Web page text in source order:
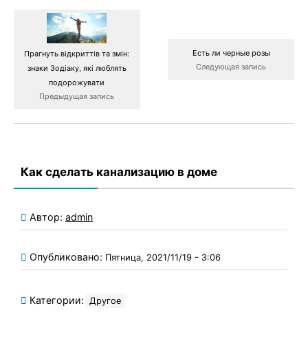
Прагнуть відкриттів та змін:
знаки Зодіаку, які люблять
подорожувати
Предыдущая запись
Есть ли черные розы
Следующая запись
Как сделать канализацию в доме
Автор: admin
Опубликовано: Пятница, 2021/11/19 - 3:06
Категории: Другое